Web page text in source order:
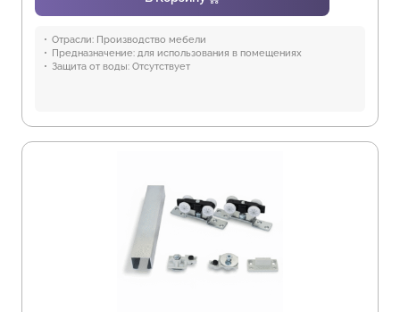
Отрасли: Производство мебели
Предназначение: для использования в помещениях
Защита от воды: Отсутствует